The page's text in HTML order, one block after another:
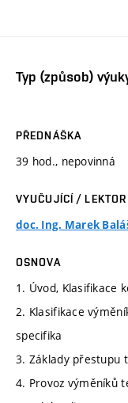
Typ (způsob)
PŘEDNÁŠKA
39 hod., nepovinná
VYUČUJÍCÍ / LEKTOR
doc. Ing. Marek
OSNOVA
1. Úvod, Klasifikace
2. Klasifikace
specifika
3. Základy přestupu
4. Provoz výměníků